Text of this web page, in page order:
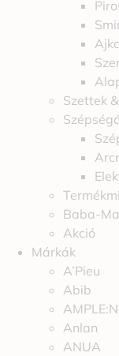
Szettek
Baba-
Akció
Márkák
A’Pieu
Abib
AMPLE:N
Anlan
ANUA